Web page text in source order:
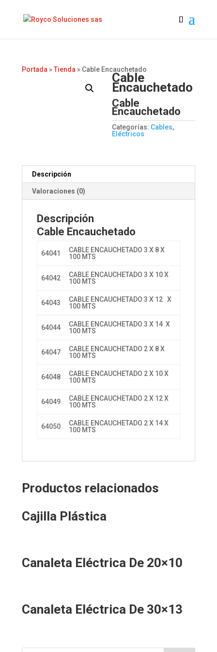
Portada » Tienda » Cable Encauchetado
Cable
Encauchetado
Cable
Encauchetado
Categorías: Cables,
Eléctricos
Descripción
Valoraciones (0)
Descripción
Cable Encauchetado
64041
CABLE ENCAUCHETADO 3 X 8 X
100 MTS
64042
CABLE ENCAUCHETADO 3 X 10 X
100 MTS
64043
CABLE ENCAUCHETADO 3 X 12 X
100 MTS
64044
CABLE ENCAUCHETADO 3 X 14 X
100 MTS
64047
CABLE ENCAUCHETADO 2 X 8 X
100 MTS
64048
CABLE ENCAUCHETADO 2 X 10 X
100 MTS
64049
CABLE ENCAUCHETADO 2 X 12 X
100 MTS
64050
CABLE ENCAUCHETADO 2 X 14 X
100 MTS
Productos relacionados
Cajilla Plástica
Canaleta Eléctrica De 20×10
Canaleta Eléctrica De 30×13